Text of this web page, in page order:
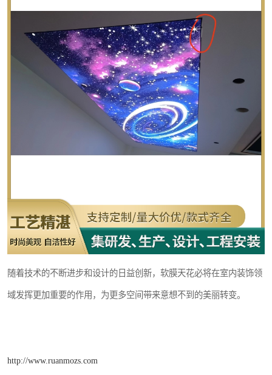
随着技术的不断进步和设计的日益创新，软膜天花必将在室内装饰领
域发挥更加重要的作用，为更多空间带来意想不到的美丽转变。
http://www.ruanmozs.com